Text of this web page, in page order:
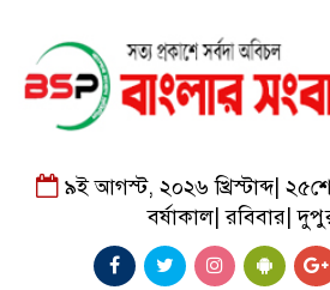
৯ই আগস্ট, ২০২৬ খ্রিস্টাব্দ|
বর্ষাকাল|রবিবার|